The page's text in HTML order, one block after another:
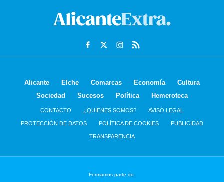
Alicante Elche Comarcas Economía
Cultura
Sociedad
Sucesos Política Hemeroteca
CONTACTO ¿QUIENES SOMOS? AVISO LEGAL
PROTECCIÓN DE DATOS POLÍTICA DE COOKIES PUBLICIDAD
TRANSPARENCIA
Formamos parte de: